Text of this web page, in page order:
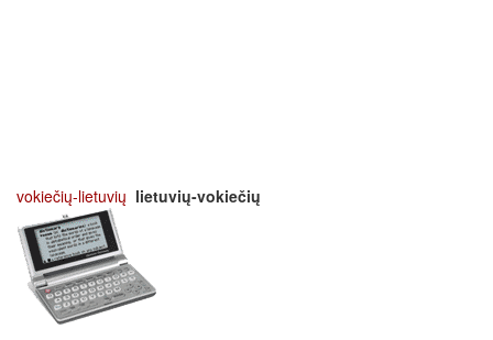
vokiečių-lietuvių lietuvių-vokiečių